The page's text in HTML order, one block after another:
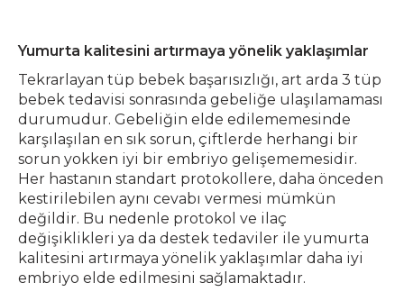
Yumurta kalitesini artırmaya yönelik yaklaşımlar
Tekrarlayan tüp bebek başarısızlığı, art arda 3 tüp
bebek tedavisi sonrasında gebeliğe ulaşılamaması
durumudur. Gebeliğin elde edilememesinde
karşılaşılan en sık sorun, çiftlerde herhangi bir
sorun yokken iyi bir embriyo gelişememesidir.
Her hastanın standart protokollere, daha önceden
kestirilebilen aynı cevabı vermesi mümkün
değildir. Bu nedenle protokol ve ilaç
değişiklikleri ya da destek tedaviler ile yumurta
kalitesini artırmaya yönelik yaklaşımlar daha iyi
embriyo elde edilmesini sağlamaktadır.